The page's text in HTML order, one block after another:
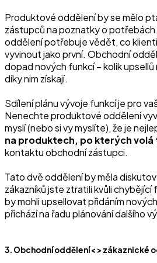
Produktové oddělení by se mělo
zástupců na poznatky o
oddělení potřebuje vědět, co
vyvinout jako první. Obchodní
dopad nových funkcí – kolik
díky nim získají.
Sdílení plánu vývoje funkcí je pro
Nenechte produktové oddělení
myslí (nebo si vy myslíte), že je
na produktech, po kterých volá
kontaktu obchodní zástupci.
Tato dvě oddělení by měla
zákazníků jste ztratili kvůli chybějící
by mohli upsellovat přidáním
přichází na řadu plánování dalšího
3. Obchodní oddělení < > zákaznické